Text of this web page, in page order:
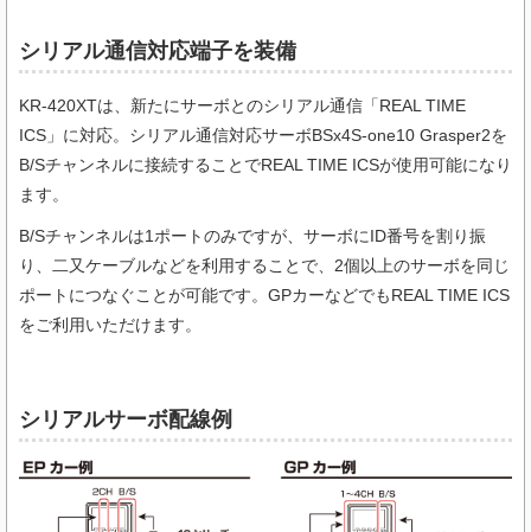
シリアル通信対応端子を装備
KR-420XTは、新たにサーボとのシリアル通信「REAL TIME
ICS」に対応。シリアル通信対応サーボBSx4S-one10 Grasper2を
B/Sチャンネルに接続することでREAL TIME ICSが使用可能になり
ます。
B/Sチャンネルは1ポートのみですが、サーボにID番号を割り振
り、二又ケーブルなどを利用することで、2個以上のサーボを同じ
ポートにつなぐことが可能です。GPカーなどでもREAL TIME ICS
をご利用いただけます。
シリアルサーボ配線例